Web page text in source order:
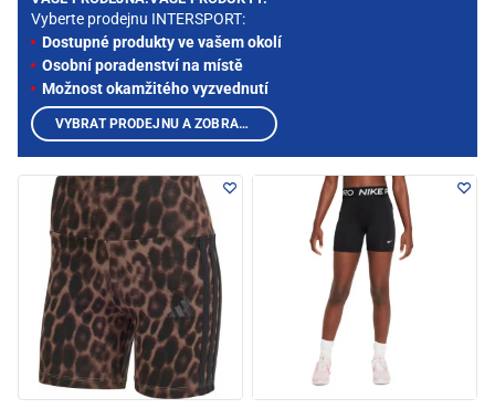
Vyberte prodejnu INTERSPORT:
Dostupné produkty ve vašem okolí
Osobní poradenství na místě
Možnost okamžitého vyzvednutí
VYBRAT PRODEJNU A ZOBRAZIT PRODUKTY